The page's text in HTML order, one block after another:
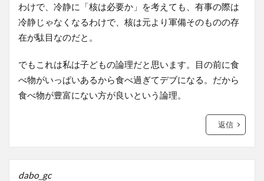
わけで、冷静に「核は必要か」を考えても、有事の際は
冷静じゃなくなるわけで、核は元より軍備そのものの存
在が駄目なのだと。
でもこれは私は子どもの論理だと思います。目の前に食
べ物がいっぱいあるから食べ過ぎてデブになる。だから
食べ物が豊富にない方が良いという論理。
返信
dabo_gc